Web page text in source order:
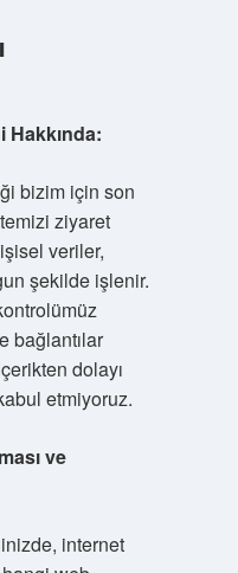
bizim için son
ziyaret
veriler,
şekilde işlenir.
bağlantılar
dolayı
etmiyoruz.
ve
internet